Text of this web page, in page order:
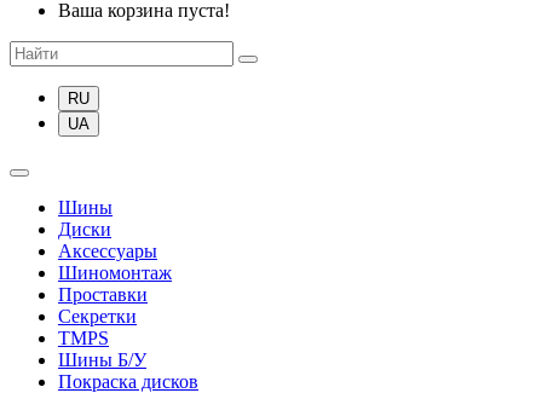
Ваша корзина пуста!
RU
UA
Шины
Диски
Аксессуары
Шиномонтаж
Проставки
Секретки
TMPS
Шины Б/У
Покраска дисков